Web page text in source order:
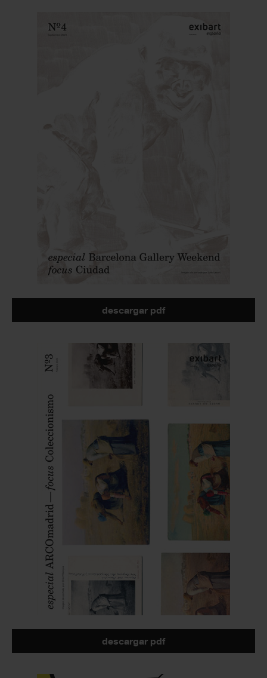
descargar pdf
descargar pdf